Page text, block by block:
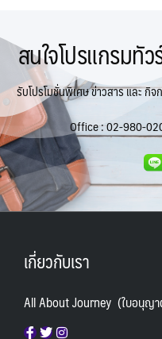
สนใจโปรแกรมทั
รับโปรโมชั่นพิเศษ ข่าวสาร และ กิจ
Office :02-980-
เกี่ยวกับเรา
All About Journey (ใบอนุญ